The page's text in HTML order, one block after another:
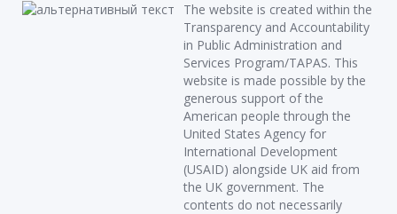
The website is created within the
Transparency and Accountability
in Public Administration and
Services Program/TAPAS. This
website is made possible by the
generous support of the
American people through the
United States Agency for
International Development
(USAID) alongside UK aid from
the UK government. The
contents do not necessarily